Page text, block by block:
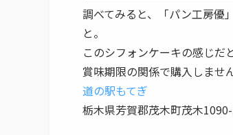
調べてみると、「パン工房優
と。
このシフォンケーキの感じだ
賞味期限の関係で購入しませ
道の駅もてぎ
栃木県芳賀郡茂木町茂木